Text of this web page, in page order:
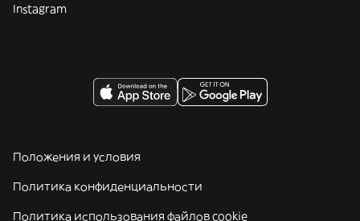
Instagram
Положения и условия
Политика конфиденциальности
Политика использования файлов cookie